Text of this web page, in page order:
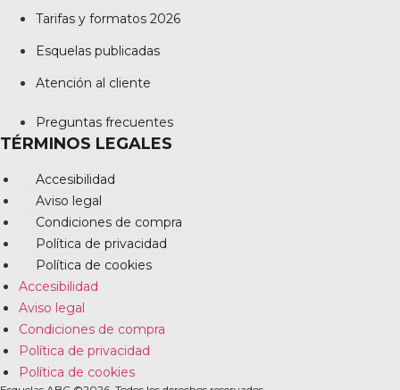
Tarifas y formatos 2026
Esquelas publicadas
Atención al cliente
Preguntas frecuentes
TÉRMINOS LEGALES
Accesibilidad
Aviso legal
Condiciones de compra
Política de privacidad
Política de cookies
Accesibilidad
Aviso legal
Condiciones de compra
Política de privacidad
Política de cookies